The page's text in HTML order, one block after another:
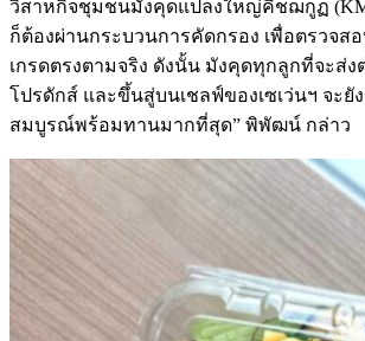
วิสาหกิจชุมชนมังคุดแปลงใหญ่คิชฌกูฏ
ก็ต้องผ่านกระบวนการคัดกรอง เพื่อตรวจส
เกรดตรงตามจริง ดังนั้น มังคุดทุกลูกที่จะส่ง
โปรดักส์ และขึ้นสู่บนเชลฟ์ของเซเว่นฯ จะยั
สมบูรณ์พร้อมทานมากที่สุด” พิพัฒน์ กล่าว